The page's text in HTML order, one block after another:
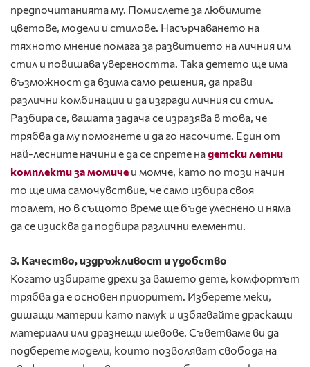
предпочитанията му. Помислете за любимите
цветове, модели и стилове. Насърчаването на
тяхното мнение помага за развитието на личния им
стил и повишава увереността. Така детето ще има
възможност да взима само решения, да прави
различни комбинации и да изгради личния си стил.
Разбира се, вашата задача се изразява в това, че
трябва да му помогнете и да го насочите. Един от
най-лесните начини е да се спрете надетски летни
комплекти за момиче и момче, като по този начин
то ще има самочувствие, че само избира своя
тоалет, но в същото време ще бъде улеснено и няма
да се изисква да подбира различни елементи.
3. Качество, издръжливост и удобство
Когато избирате дрехи за вашето дете, комфортът
трябва да е основен приоритет. Изберете меки,
дишащи материи като памук и избягвайте драскащи
материали или дразнещи шевове. Съветваме ви да
подберете модели, които позволяват свобода на